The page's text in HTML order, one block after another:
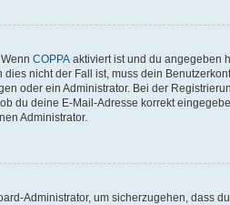
COPPA aktiviert ist und du angegeben
nicht der Fall ist, muss dein
oder ein Administrator. Bei der
du deine E-Mail-Adresse korrekt
Administrator.
Administrator, um sicherzugehen, dass